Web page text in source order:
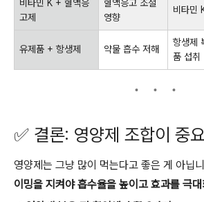
비타민 K + 혈액응
고제
혈액응고 조절
영향
비타민
유제품 + 항생제 약물 흡수 저해
항생제
품 섭취
✅ 결론: 영양제 조합이 중
영양제는 그냥 많이 먹는다고 좋은 게 아닙
이밍을 지켜야 흡수율을 높이고 효과를 극